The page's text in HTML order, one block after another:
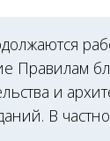
Правилам
и
В